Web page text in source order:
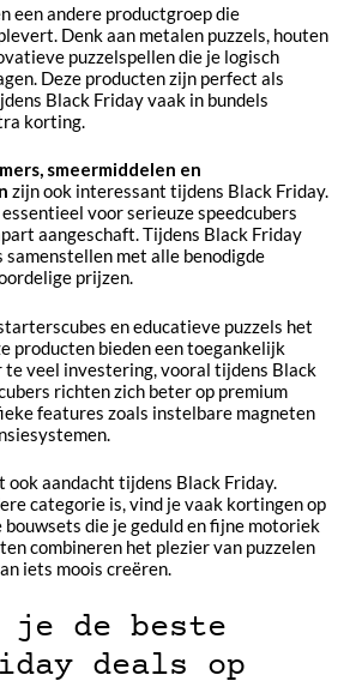
een andere productgroep die
Denk aan metalen puzzels, houten
puzzelspellen die je logisch
Deze producten zijn perfect als
Black Friday vaak in bundels
korting.
smeermiddelen en
zijn ook interessant tijdens Black Friday.
voor serieuze speedcubers
aangeschaft. Tijdens Black Friday
samenstellen met alle benodigde
prijzen.
en educatieve puzzels het
producten bieden een toegankelijk
te veel investering, vooral tijdens Black
richten zich beter op premium
features zoals instelbare magneten
ook aandacht tijdens Black Friday.
categorie is, vind je vaak kortingen op
die je geduld en fijne motoriek
combineren het plezier van puzzelen
iets moois creëren.
je de beste
deals op